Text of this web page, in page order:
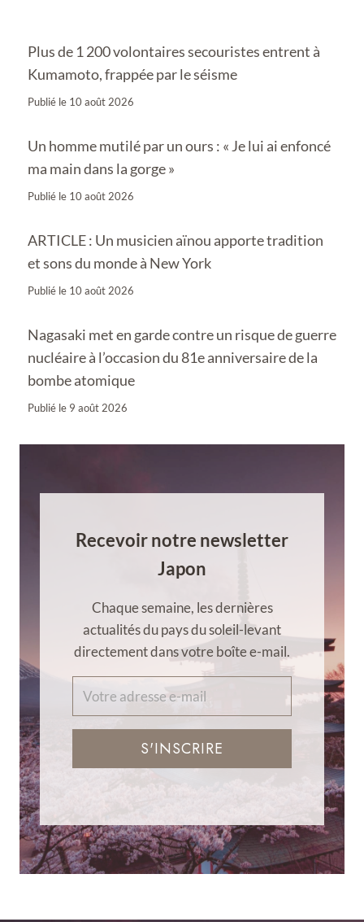
Plus de 1 200 volontaires secouristes entrent à
Kumamoto, frappée par le séisme
Publié le 10 août 2026
Un homme mutilé par un ours : « Je lui ai enfoncé
ma main dans la gorge »
Publié le 10 août 2026
ARTICLE : Un musicien aïnou apporte tradition
et sons du monde à New York
Publié le 10 août 2026
Nagasaki met en garde contre un risque de guerre
nucléaire à l’occasion du 81e anniversaire de la
bombe atomique
Publié le 9 août 2026
Recevoir notre newsletter
Japon
Chaque semaine, les dernières
actualités du pays du soleil-levant
directement dans votre boîte e-mail.
S'INSCRIRE